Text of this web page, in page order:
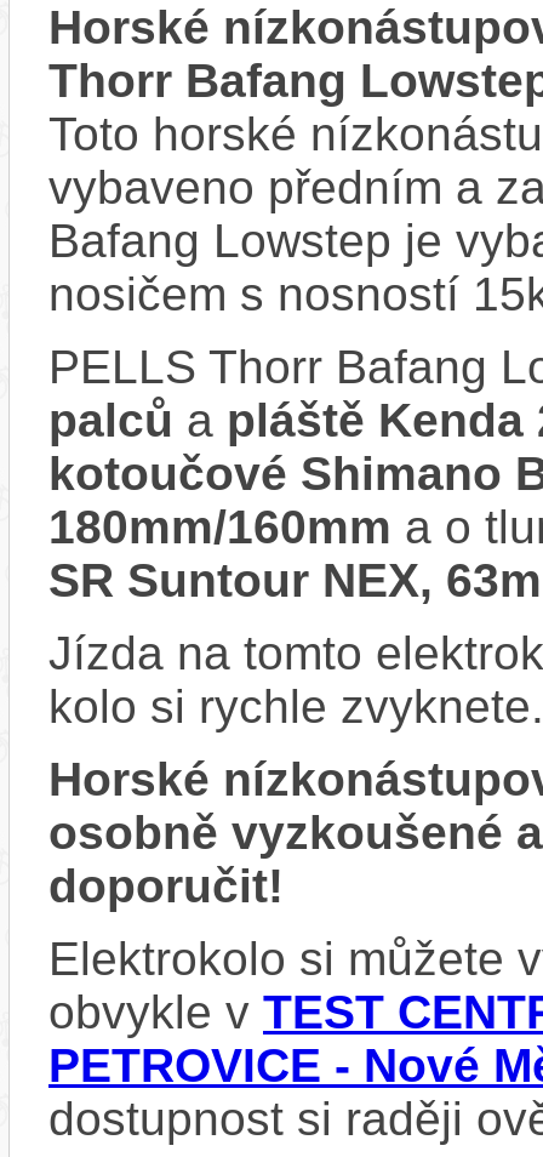
Horské
Thorr Bafang
Toto horské
vybaveno předním a
Bafang Lowstep je
nosičem s nosností
PELLS Thorr Bafang
palců a pláště Kenda
kotoučové Shimano
180mm/160mm a o
SR Suntour NEX,
Jízda na tomto
kolo si rychle zvyknete.
Horské
osobně vyzkoušené
doporučit!
Elektrokolo si můžete
obvykle v TEST
PETROVICE - Nové
dostupnost si raději